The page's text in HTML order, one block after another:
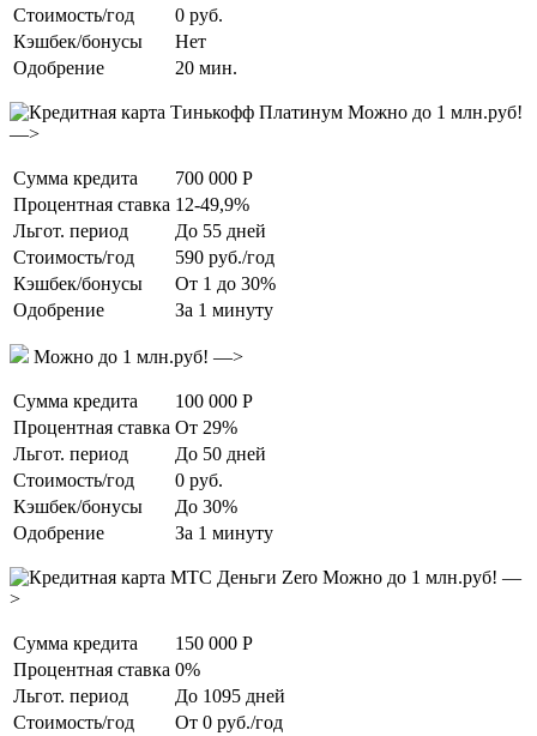
Стоимость/год
0 руб.
Кэшбек/бонусы
Нет
Одобрение
20 мин.
Можно до 1 млн.руб!
—>
Сумма кредита
700 000 Р
Процентная ставка 12-49,9%
Льгот. период
До 55 дней
Стоимость/год
590 руб./год
Кэшбек/бонусы
От 1 до 30%
Одобрение
За 1 минуту
Можно до 1 млн.руб! —>
Сумма кредита
100 000 Р
Процентная ставка От 29%
Льгот. период
До 50 дней
Стоимость/год
0 руб.
Кэшбек/бонусы
До 30%
Одобрение
За 1 минуту
Можно до 1 млн.руб! —
>
Сумма кредита
150 000 Р
Процентная ставка 0%
Льгот. период
До 1095 дней
Стоимость/год
От 0 руб./год